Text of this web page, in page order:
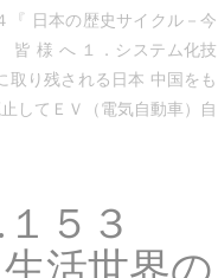
『 日本の歴史サイクル－今
皆 様 へ １．システム化技
り残される日本 中国をも
してＥＶ（電気自動車）自
５３
活世界の